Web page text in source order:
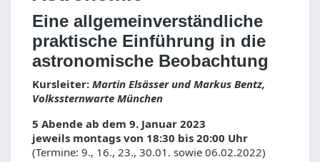
Eine allgemeinverständliche
praktische Einführung in die
astronomische Beobachtung
Kursleiter: Martin Elsässer und Markus Bentz,
Volkssternwarte München
5 Abende ab dem 9. Januar 2023
jeweils montags von 18:30 bis 20:00 Uhr
(Termine: 9., 16., 23., 30.01. sowie 06.02.2022)